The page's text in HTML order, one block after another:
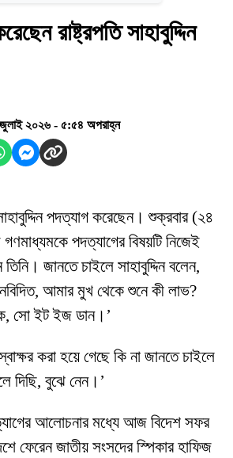
রাষ্ট্রপতি সাহাবুদ্দিন
২০২৬ - ৫:৫৪ অপরাহ্ন
পদত্যাগ করেছেন। শুক্রবার (২৪
পদত্যাগের বিষয়টি নিজেই
তিনি। জানতে চাইলে সাহাবুদ্দিন বলেন,
আমার মুখ থেকে শুনে কী লাভ?
সো ইট ইজ ডান।’
করা হয়ে গেছে কি না জানতে চাইলে
দিছি, বুঝে নেন।’
আলোচনার মধ্যে আজ বিদেশ সফর
ফেরেন জাতীয় সংসদের স্পিকার হাফিজ